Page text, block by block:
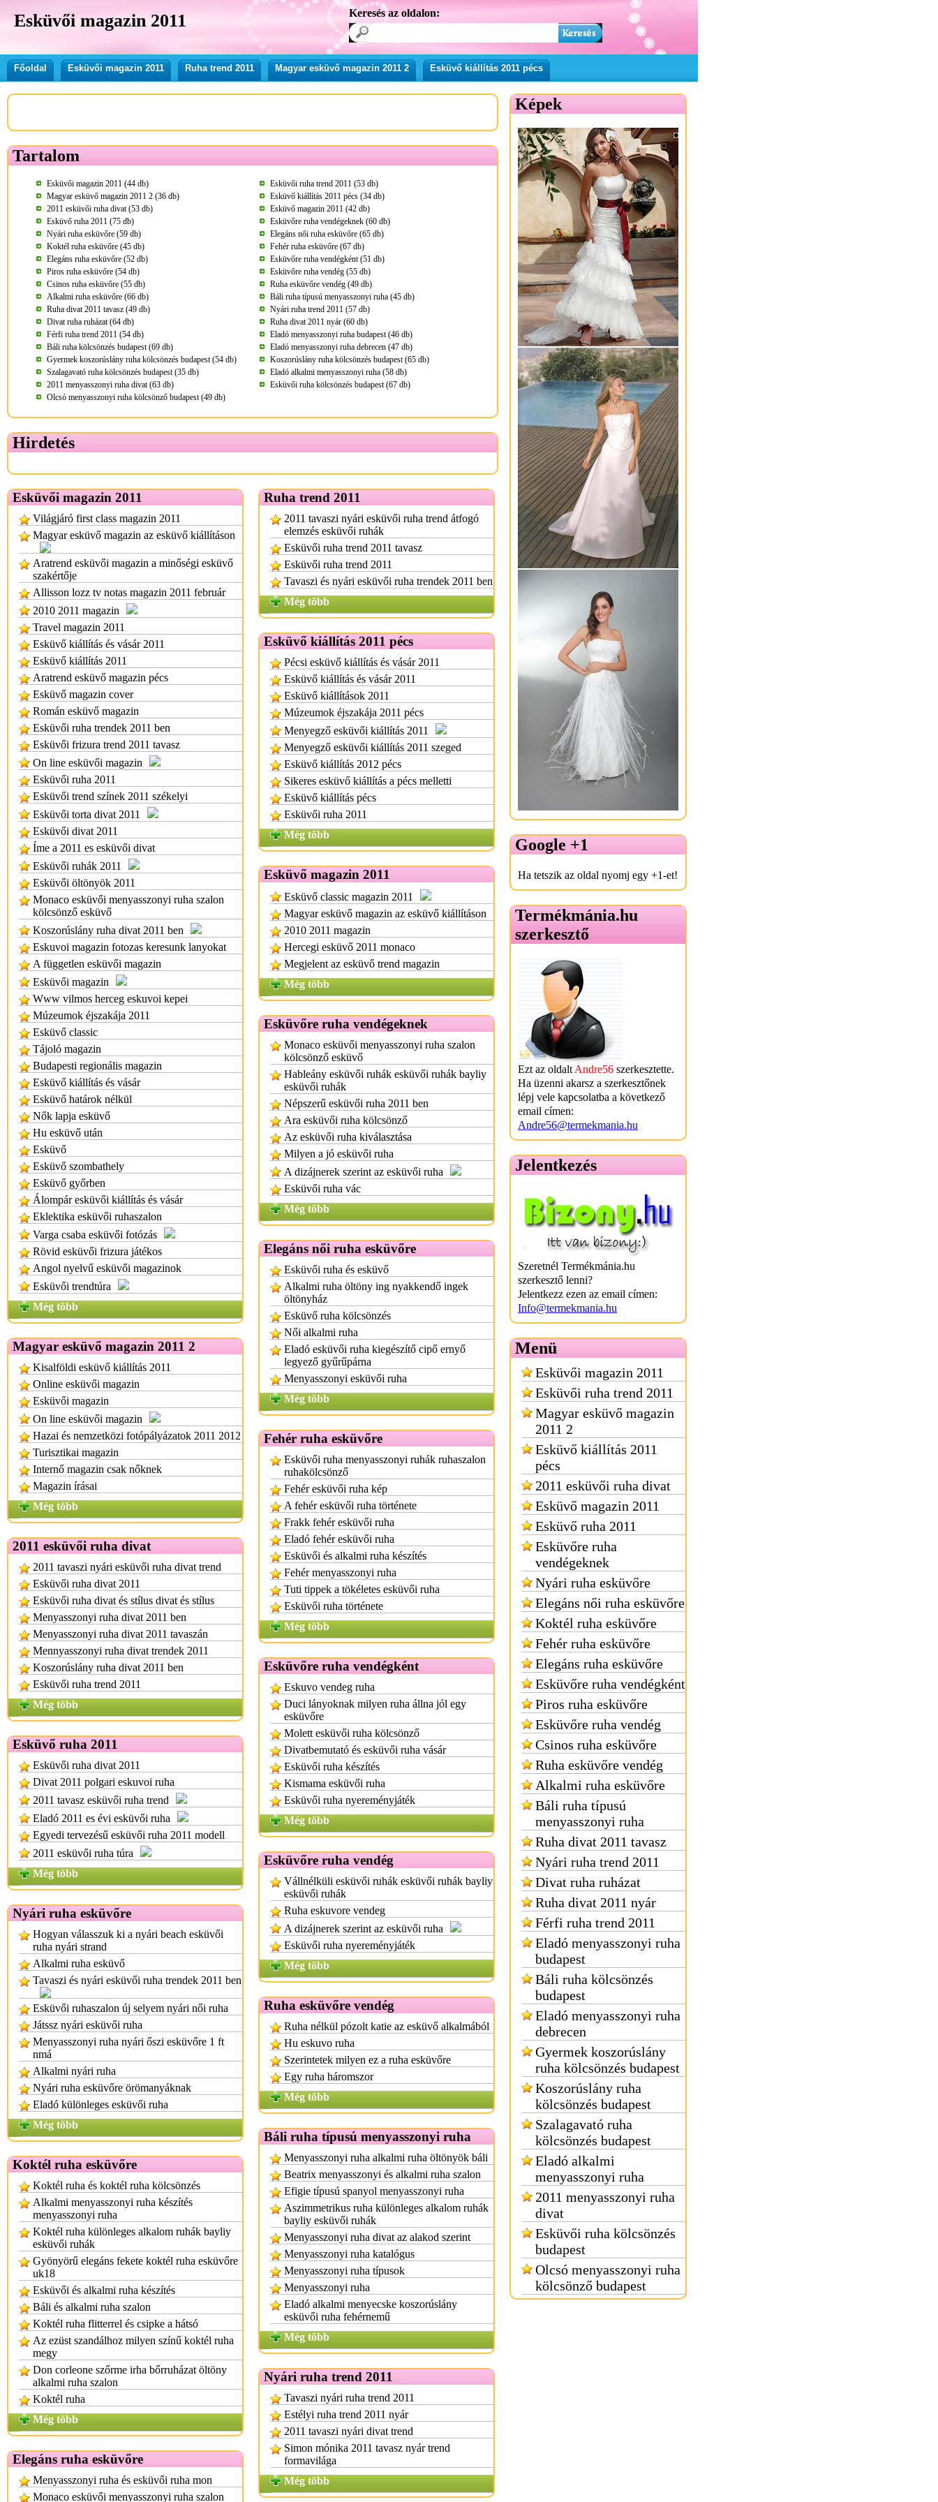
Esküvői magazin 2011 Keresés az oldalon:
Főoldal Esküvői magazin 2011 Ruha trend 2011 Magyar esküvő magazin 2011 2 Esküvő kiállítás 2011 pécs
Tartalom
Esküvői magazin 2011 (44 db)
Esküvői ruha trend 2011 (53 db)
Magyar esküvő magazin 2011 2 (36 db)
Esküvő kiállítás 2011 pécs (34 db)
2011 esküvői ruha divat (53 db)
Esküvő magazin 2011 (42 db)
Esküvő ruha 2011 (75 db)
Esküvőre ruha vendégeknek (60 db)
Nyári ruha esküvőre (59 db)
Elegáns női ruha esküvőre (65 db)
Koktél ruha esküvőre (45 db)
Fehér ruha esküvőre (67 db)
Elegáns ruha esküvőre (52 db)
Esküvőre ruha vendégként (51 db)
Piros ruha esküvőre (54 db)
Esküvőre ruha vendég (55 db)
Csinos ruha esküvőre (55 db)
Ruha esküvőre vendég (49 db)
Alkalmi ruha esküvőre (66 db)
Báli ruha típusú menyasszonyi ruha (45 db)
Ruha divat 2011 tavasz (49 db)
Nyári ruha trend 2011 (57 db)
Divat ruha ruházat (64 db)
Ruha divat 2011 nyár (60 db)
Férfi ruha trend 2011 (54 db)
Eladó menyasszonyi ruha budapest (46 db)
Báli ruha kölcsönzés budapest (69 db)
Eladó menyasszonyi ruha debrecen (47 db)
Gyermek koszorúslány ruha kölcsönzés budapest (54 db)
Koszorúslány ruha kölcsönzés budapest (65 db)
Szalagavató ruha kölcsönzés budapest (35 db)
Eladó alkalmi menyasszonyi ruha (58 db)
2011 menyasszonyi ruha divat (63 db)
Esküvői ruha kölcsönzés budapest (67 db)
Olcsó menyasszonyi ruha kölcsönző budapest (49 db)
Hirdetés
Esküvői magazin 2011
Világjáró first class magazin 2011
Magyar esküvő magazin az esküvő kiállításon
Aratrend esküvői magazin a minőségi esküvő
szakértője
Allisson lozz tv notas magazin 2011 február
2010 2011 magazin
Travel magazin 2011
Esküvő kiállítás és vásár 2011
Esküvő kiállítás 2011
Aratrend esküvő magazin pécs
Esküvő magazin cover
Román esküvő magazin
Esküvői ruha trendek 2011 ben
Esküvői frizura trend 2011 tavasz
On line esküvői magazin
Esküvői ruha 2011
Esküvői trend színek 2011 székelyi
Esküvői torta divat 2011
Esküvői divat 2011
Íme a 2011 es esküvői divat
Esküvői ruhák 2011
Esküvői öltönyök 2011
Monaco esküvői menyasszonyi ruha szalon
kölcsönző esküvő
Koszorúslány ruha divat 2011 ben
Eskuvoi magazin fotozas keresunk lanyokat
A független esküvői magazin
Esküvői magazin
Www vilmos herceg eskuvoi kepei
Múzeumok éjszakája 2011
Esküvő classic
Tájoló magazin
Budapesti regionális magazin
Esküvő kiállítás és vásár
Esküvő határok nélkül
Nők lapja esküvő
Hu esküvő után
Esküvő
Esküvő szombathely
Esküvő győrben
Álompár esküvői kiállítás és vásár
Eklektika esküvői ruhaszalon
Varga csaba esküvői fotózás
Rövid esküvői frizura játékos
Angol nyelvű esküvői magazinok
Esküvői trendtúra
Még több
Magyar esküvő magazin 2011 2
Kisalföldi esküvő kiállítás 2011
Online esküvői magazin
Esküvői magazin
On line esküvői magazin
Hazai és nemzetközi fotópályázatok 2011 2012
Turisztikai magazin
Internő magazin csak nőknek
Magazin írásai
Még több
2011 esküvői ruha divat
2011 tavaszi nyári esküvői ruha divat trend
Esküvői ruha divat 2011
Esküvői ruha divat és stílus divat és stílus
Menyasszonyi ruha divat 2011 ben
Menyasszonyi ruha divat 2011 tavaszán
Mennyasszonyi ruha divat trendek 2011
Koszorúslány ruha divat 2011 ben
Esküvői ruha trend 2011
Még több
Esküvő ruha 2011
Esküvői ruha divat 2011
Divat 2011 polgari eskuvoi ruha
2011 tavasz esküvői ruha trend
Eladó 2011 es évi esküvői ruha
Egyedi tervezésű esküvői ruha 2011 modell
2011 esküvői ruha túra
Még több
Nyári ruha esküvőre
Hogyan válasszuk ki a nyári beach esküvői
ruha nyári strand
Alkalmi ruha esküvő
Tavaszi és nyári esküvői ruha trendek 2011 ben
Esküvői ruhaszalon új selyem nyári női ruha
Játssz nyári esküvői ruha
Menyasszonyi ruha nyári őszi esküvőre 1 ft
nmá
Alkalmi nyári ruha
Nyári ruha esküvőre örömanyáknak
Eladó különleges esküvői ruha
Még több
Koktél ruha esküvőre
Koktél ruha és koktél ruha kölcsönzés
Alkalmi menyasszonyi ruha készítés
menyasszonyi ruha
Koktél ruha különleges alkalom ruhák bayliy
esküvői ruhák
Gyönyörű elegáns fekete koktél ruha esküvőre
uk18
Esküvői és alkalmi ruha készítés
Báli és alkalmi ruha szalon
Koktél ruha flitterrel és csipke a hátsó
Az ezüst szandálhoz milyen színű koktél ruha
megy
Don corleone szőrme irha bőrruházat öltöny
alkalmi ruha szalon
Koktél ruha
Még több
Elegáns ruha esküvőre
Menyasszonyi ruha és esküvői ruha mon
Monaco esküvői menyasszonyi ruha szalon
Ruha trend 2011
2011 tavaszi nyári esküvői ruha trend átfogó
elemzés esküvői ruhák
Esküvői ruha trend 2011 tavasz
Esküvői ruha trend 2011
Tavaszi és nyári esküvői ruha trendek 2011 ben
Még több
Esküvő kiállítás 2011 pécs
Pécsi esküvő kiállítás és vásár 2011
Esküvő kiállítás és vásár 2011
Esküvő kiállítások 2011
Múzeumok éjszakája 2011 pécs
Menyegző esküvői kiállítás 2011
Menyegző esküvői kiállítás 2011 szeged
Esküvő kiállítás 2012 pécs
Sikeres esküvő kiállítás a pécs melletti
Esküvő kiállítás pécs
Esküvői ruha 2011
Még több
Esküvő magazin 2011
Esküvő classic magazin 2011
Magyar esküvő magazin az esküvő kiállításon
2010 2011 magazin
Hercegi esküvő 2011 monaco
Megjelent az esküvő trend magazin
Még több
Esküvőre ruha vendégeknek
Monaco esküvői menyasszonyi ruha szalon
kölcsönző esküvő
Hableány esküvői ruhák esküvői ruhák bayliy
esküvői ruhák
Népszerű esküvői ruha 2011 ben
Ara esküvői ruha kölcsönző
Az esküvői ruha kiválasztása
Milyen a jó esküvői ruha
A dizájnerek szerint az esküvői ruha
Esküvői ruha vác
Még több
Elegáns női ruha esküvőre
Esküvői ruha és esküvő
Alkalmi ruha öltöny ing nyakkendő ingek
öltönyház
Esküvő ruha kölcsönzés
Női alkalmi ruha
Eladó esküvői ruha kiegészítő cipő ernyő
legyező gyűrűpárna
Menyasszonyi esküvői ruha
Még több
Fehér ruha esküvőre
Esküvői ruha menyasszonyi ruhák ruhaszalon
ruhakölcsönző
Fehér esküvői ruha kép
A fehér esküvői ruha története
Frakk fehér esküvői ruha
Eladó fehér esküvői ruha
Esküvői és alkalmi ruha készítés
Fehér menyasszonyi ruha
Tuti tippek a tökéletes esküvői ruha
Esküvői ruha története
Még több
Esküvőre ruha vendégként
Eskuvo vendeg ruha
Duci lányoknak milyen ruha állna jól egy
esküvőre
Molett esküvői ruha kölcsönző
Divatbemutató és esküvői ruha vásár
Esküvői ruha készítés
Kismama esküvői ruha
Esküvői ruha nyereményjáték
Még több
Esküvőre ruha vendég
Vállnélküli esküvői ruhák esküvői ruhák bayliy
esküvői ruhák
Ruha eskuvore vendeg
A dizájnerek szerint az esküvői ruha
Esküvői ruha nyereményjáték
Még több
Ruha esküvőre vendég
Ruha nélkül pózolt katie az esküvő alkalmából
Hu eskuvo ruha
Szerintetek milyen ez a ruha esküvőre
Egy ruha háromszor
Még több
Báli ruha típusú menyasszonyi ruha
Menyasszonyi ruha alkalmi ruha öltönyök báli
Beatrix menyasszonyi és alkalmi ruha szalon
Efigie típusú spanyol menyasszonyi ruha
Aszimmetrikus ruha különleges alkalom ruhák
bayliy esküvői ruhák
Menyasszonyi ruha divat az alakod szerint
Menyasszonyi ruha katalógus
Menyasszonyi ruha típusok
Menyasszonyi ruha
Eladó alkalmi menyecske koszorúslány
esküvői ruha fehérnemű
Még több
Nyári ruha trend 2011
Tavaszi nyári ruha trend 2011
Estélyi ruha trend 2011 nyár
2011 tavaszi nyári divat trend
Simon mónika 2011 tavasz nyár trend
formavilága
Még több
Képek
Google +1
Ha tetszik az oldal nyomj egy +1-et!
Termékmánia.hu
szerkesztő
Ezt az oldalt Andre56 szerkesztette.
Ha üzenni akarsz a szerkesztőnek
lépj vele kapcsolatba a következő
email címen:
Andre56@termekmania.hu
Jelentkezés
Szeretnél Termékmánia.hu
szerkesztő lenni?
Jelentkezz ezen az email címen:
Info@termekmania.hu
Menü
Esküvői magazin 2011
Esküvői ruha trend 2011
Magyar esküvő magazin
2011 2
Esküvő kiállítás 2011
pécs
2011 esküvői ruha divat
Esküvő magazin 2011
Esküvő ruha 2011
Esküvőre ruha
vendégeknek
Nyári ruha esküvőre
Elegáns női ruha esküvőre
Koktél ruha esküvőre
Fehér ruha esküvőre
Elegáns ruha esküvőre
Esküvőre ruha vendégként
Piros ruha esküvőre
Esküvőre ruha vendég
Csinos ruha esküvőre
Ruha esküvőre vendég
Alkalmi ruha esküvőre
Báli ruha típusú
menyasszonyi ruha
Ruha divat 2011 tavasz
Nyári ruha trend 2011
Divat ruha ruházat
Ruha divat 2011 nyár
Férfi ruha trend 2011
Eladó menyasszonyi ruha
budapest
Báli ruha kölcsönzés
budapest
Eladó menyasszonyi ruha
debrecen
Gyermek koszorúslány
ruha kölcsönzés budapest
Koszorúslány ruha
kölcsönzés budapest
Szalagavató ruha
kölcsönzés budapest
Eladó alkalmi
menyasszonyi ruha
2011 menyasszonyi ruha
divat
Esküvői ruha kölcsönzés
budapest
Olcsó menyasszonyi ruha
kölcsönző budapest